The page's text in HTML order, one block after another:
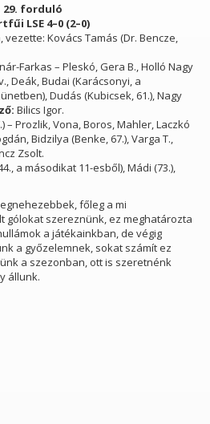
29. forduló
LSE 4–0 (2–0)
vezette: Kovács Tamás (Dr. Bencze,
Farkas – Pleskó, Gera B., Holló Nagy
Deák, Budai (Karácsonyi, a
Dudás (Kubicsek, 61.), Nagy
Bilics Igor.
– Prozlik, Vona, Boros, Mahler, Laczkó
Bidzilya (Benke, 67.), Varga T.,
Zsolt.
a másodikat 11-esből), Mádi (73.),
főleg a mi
gólokat szereznünk, ez meghatározta
a játékainkban, de végig
a győzelemnek, sokat számít ez
a szezonban, ott is szeretnénk
állunk.